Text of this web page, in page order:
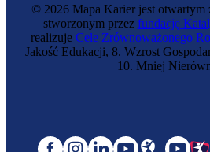
© 2026 Mapa Karier jest otwartym
stworzonym przez fundację
realizuje Cele Zrównoważonego
Jakość Edukacji, 8. Wzrost
10. Mniej